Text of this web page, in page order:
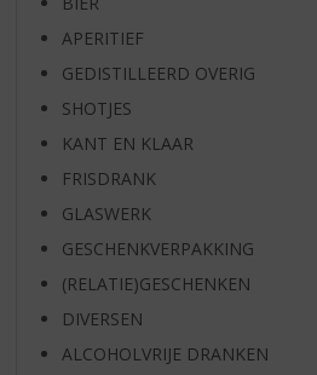
APERITIEF
GEDISTILLEERD OVERIG
SHOTJES
KANT EN KLAAR
FRISDRANK
GLASWERK
GESCHENKVERPAKKING
(RELATIE)GESCHENKEN
DIVERSEN
ALCOHOLVRIJE DRANKEN